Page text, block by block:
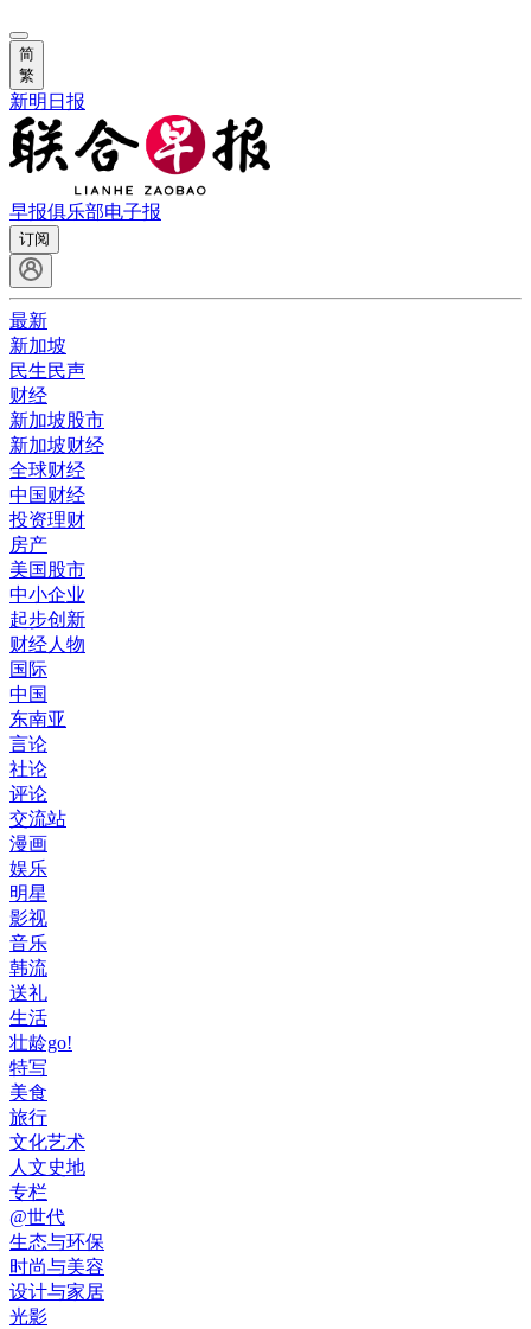
简
繁
新明日报
早报俱乐部电子报
订阅
最新
新加坡
民生民声
财经
新加坡股市
新加坡财经
全球财经
中国财经
投资理财
房产
美国股市
中小企业
起步创新
财经人物
国际
中国
东南亚
言论
社论
评论
交流站
漫画
娱乐
明星
影视
音乐
韩流
送礼
生活
壮龄go!
特写
美食
旅行
文化艺术
人文史地
专栏
@世代
生态与环保
时尚与美容
设计与家居
光影